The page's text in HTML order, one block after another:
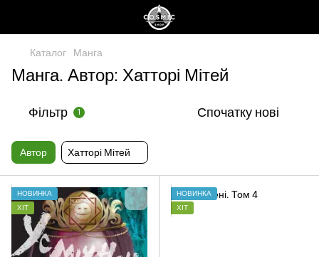
Каталог Манга
Манга. Автор: Хатторі Мітей
Фільтр 1 Спочатку нові
Автор Хатторі Мітей
НОВИНКА
ХІТ
НОВИНКА
ХІТ